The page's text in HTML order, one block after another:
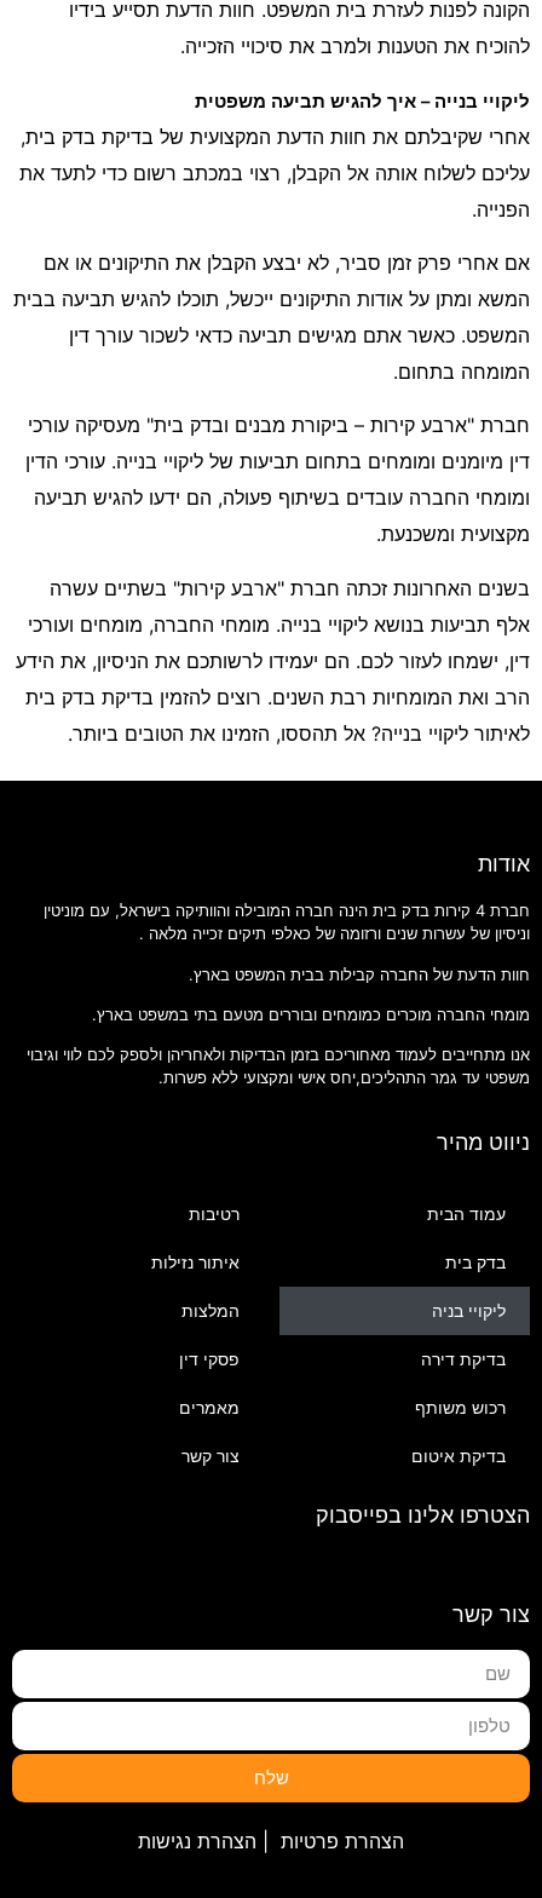
הקונה לפנות לעזרת בית המשפט. חוות הדעת תסייע בידיו
להוכיח את הטענות ולמרב את סיכויי הזכייה.
ליקויי בנייה – איך להגיש תביעה משפטית
אחרי שקיבלתם את חוות הדעת המקצועית של בדיקת בדק בית,
עליכם לשלוח אותה אל הקבלן, רצוי במכתב רשום כדי לתעד את
הפנייה.
אם אחרי פרק זמן סביר, לא יבצע הקבלן את התיקונים או אם
המשא ומתן על אודות התיקונים ייכשל, תוכלו להגיש תביעה בבית
המשפט. כאשר אתם מגישים תביעה כדאי לשכור עורך דין
המומחה בתחום.
חברת "ארבע קירות – ביקורת מבנים ובדק בית" מעסיקה עורכי
דין מיומנים ומומחים בתחום תביעות של ליקויי בנייה. עורכי הדין
ומומחי החברה עובדים בשיתוף פעולה, הם ידעו להגיש תביעה
מקצועית ומשכנעת.
בשנים האחרונות זכתה חברת "ארבע קירות" בשתיים עשרה
אלף תביעות בנושא ליקויי בנייה. מומחי החברה, מומחים ועורכי
דין, ישמחו לעזור לכם. הם יעמידו לרשותכם את הניסיון, את הידע
הרב ואת המומחיות רבת השנים. רוצים להזמין בדיקת בדק בית
לאיתור ליקויי בנייה? אל תהססו, הזמינו את הטובים ביותר.
אודות
חברת 4 קירות בדק בית הינה חברה המובילה והוותיקה בישראל, עם מוניטין
וניסיון של עשרות שנים ורזומה של כאלפי תיקים זכייה מלאה .
חוות הדעת של החברה קבילות בבית המשפט בארץ.
מומחי החברה מוכרים כמומחים ובוררים מטעם בתי במשפט בארץ.
אנו מתחייבים לעמוד מאחוריכם בזמן הבדיקות ולאחריהן ולספק לכם לווי וגיבוי
משפטי עד גמר התהליכים,יחס אישי ומקצועי ללא פשרות.
ניווט מהיר
עמוד הבית
בדק בית
ליקויי בניה
בדיקת דירה
רכוש משותף
בדיקת איטום
רטיבות
איתור נזילות
המלצות
פסקי דין
מאמרים
צור קשר
הצטרפו אלינו בפייסבוק
צור קשר
שלח
הצהרת פרטיות הצהרת נגישות